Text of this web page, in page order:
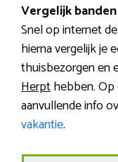
Vergelijk
Snel op internet
hierna vergelijk je
thuisbezorgen en
Herpthebben.
aanvullende info
vakantie.